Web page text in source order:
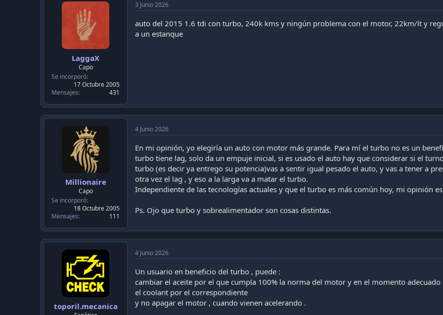
LaggaX
Capo
Se incorporó
17 Octubre 2005
Mensajes
431
3 Junio 2026
auto del 2015 1.6 tdi con turbo, 240k kms y ningún problema con el motor, 22km/lt y
a un estanque
Millionaire
Capo
Se incorporó
18 Octubre 2005
Mensajes
111
4 Junio 2026
En mi opinión, yo elegiría un auto con motor más grande. Para mí el turbo no es un
turbo tiene lag, solo da un empuje inicial, si es usado el auto hay que considerar si el
turbo (es decir ya entrego su potencia)vas a sentir igual pesado el auto, y vas a tener a
otra vez el lag , y eso a la larga va a matar el turbo.
Independiente de las tecnologías actuales y que el turbo es más común hoy, mi opinión
Ps. Ojo que turbo y sobrealimentador son cosas distintas.
toporil.mecanica
4 Junio 2026
Un usuario en beneficio del turbo , puede :
cambiar el aceite por el que cumpla 100% la norma del motor y en el momento adecuado
el coolant por el correspondiente
y no apagar el motor , cuando vienen acelerando .